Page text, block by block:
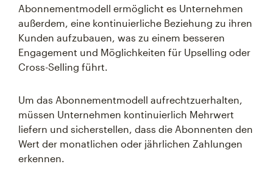
Abonnementmodell ermöglicht es Unternehmen
außerdem, eine kontinuierliche Beziehung zu ihren
Kunden aufzubauen, was zu einem besseren
Engagement und Möglichkeiten für Upselling oder
Cross-Selling führt.
Um das Abonnementmodell aufrechtzuerhalten,
müssen Unternehmen kontinuierlich Mehrwert
liefern und sicherstellen, dass die Abonnenten den
Wert der monatlichen oder jährlichen Zahlungen
erkennen.